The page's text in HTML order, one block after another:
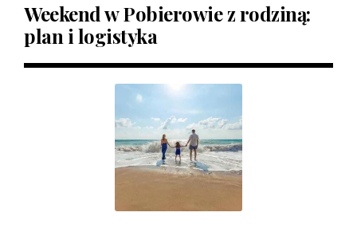
Weekend w Pobierowie z rodziną:
plan i logistyka